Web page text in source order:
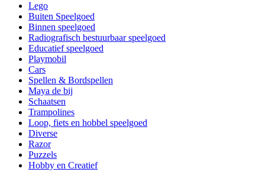
Lego
Buiten Speelgoed
Binnen speelgoed
Radiografisch bestuurbaar speelgoed
Educatief speelgoed
Playmobil
Cars
Spellen & Bordspellen
Maya de bij
Schaatsen
Trampolines
Loop, fiets en hobbel speelgoed
Diverse
Razor
Puzzels
Hobby en Creatief